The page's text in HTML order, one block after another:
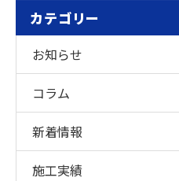
カテゴリー
お知らせ
コラム
新着情報
施工実績